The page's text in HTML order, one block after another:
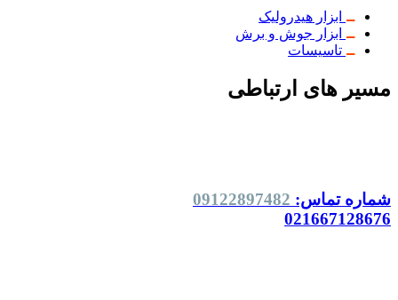
ابزار هیدرولیک
ابزار جوش و برش
تاسیسات
مسیر های ارتباطی
شماره تماس: 09122897482
021667128676